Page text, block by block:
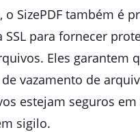
o SizePDF também é
SSL para fornecer
Eles garantem
vazamento de
estejam seguros
sigilo.